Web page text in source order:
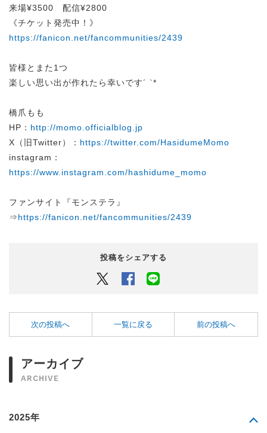
来場¥3500 配信¥2800
《チケット発売中！》
https://fanicon.net/fancommunities/2439
皆様とまた1つ
楽しい思い出が作れたら幸いです´ `*
橋爪もも
HP： http://momo.officialblog.jp
X（旧Twitter）： https://twitter.com/HasidumeMomo
instagram：
https://www.instagram.com/hashidume_momo
ファンサイト『モンステラ』
⇒https://fanicon.net/fancommunities/2439
投稿をシェアする
Twitter Facebook
次の投稿へ 一覧に戻る 前の投稿へ
アーカイブ
ARCHIVE
2025年